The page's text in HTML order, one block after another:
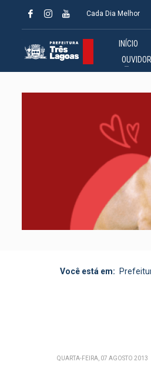
Cada Dia Melhor
INÍCIO
Você está em:
QUARTA-FEIRA, 07 AGOSTO 2013